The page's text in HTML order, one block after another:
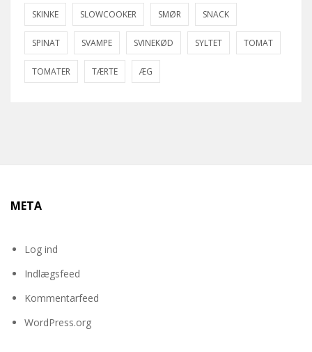
SKINKE SLOWCOOKER SMØR SNACK
SPINAT SVAMPE SVINEKØD SYLTET TOMAT
TOMATER TÆRTE ÆG
META
Log ind
Indlægsfeed
Kommentarfeed
WordPress.org